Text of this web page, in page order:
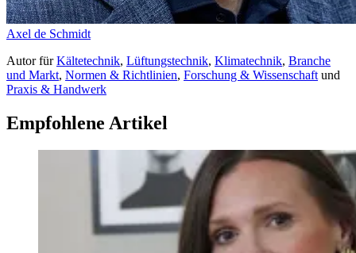
Axel de Schmidt
AutorfürKältetechnik, Lüftungstechnik, Klimatechnik, Branche
und Markt, Normen & Richtlinien, Forschung & Wissenschaft und
Praxis & Handwerk
Empfohlene Artikel